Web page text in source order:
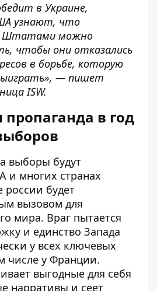
в Украине,
узнают, что
Штатами можно
чтобы они отказались
в борьбе, которую
— пишет
ISW.
пропаганда в год
выборы будут
и многих странах
будет
вызовом для
мира. Враг пытается
и единство Запада
у всех ключевых
числе у Франции.
выгодные для себя
нарративы и сеет